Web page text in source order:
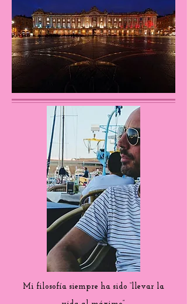
Mi filosofía siempre ha sido “llevar la